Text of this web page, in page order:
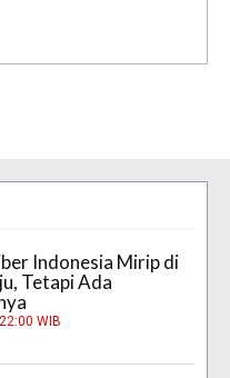
Indonesia Mirip di
Tetapi Ada
WIB